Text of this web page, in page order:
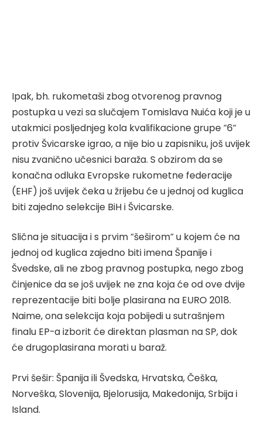
Ipak, bh. rukometaši zbog otvorenog pravnog
postupka u vezi sa slučajem Tomislava Nuića koji je u
utakmici posljednjeg kola kvalifikacione grupe “6“
protiv Švicarske igrao, a nije bio u zapisniku, još uvijek
nisu zvanično učesnici baraža. S obzirom da se
konačna odluka Evropske rukometne federacije
(EHF) još uvijek čeka u žrijebu će u jednoj od kuglica
biti zajedno selekcije BiH i Švicarske.
Slična je situacija i s prvim “šeširom“ u kojem će na
jednoj od kuglica zajedno biti imena Španije i
Švedske, ali ne zbog pravnog postupka, nego zbog
činjenice da se još uvijek ne zna koja će od ove dvije
reprezentacije biti bolje plasirana na EURO 2018.
Naime, ona selekcija koja pobijedi u sutrašnjem
finalu EP-a izborit će direktan plasman na SP, dok
će drugoplasirana morati u baraž.
Prvi šešir: Španija ili Švedska, Hrvatska, Češka,
Norveška, Slovenija, Bjelorusija, Makedonija, Srbija i
Island.